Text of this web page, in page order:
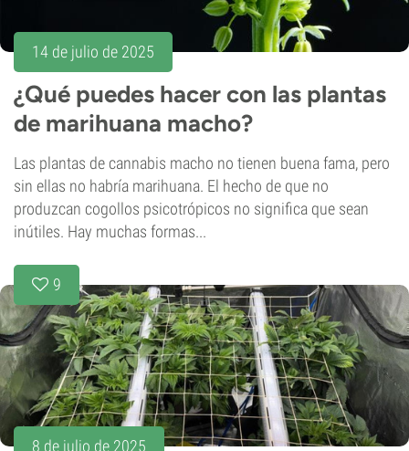
14 de julio de 2025
¿Qué puedes hacer con las plantas
de marihuana macho?
Las plantas de cannabis macho no tienen buena fama, pero
sin ellas no habría marihuana. El hecho de que no
produzcan cogollos psicotrópicos no significa que sean
inútiles. Hay muchas formas...
9
8 de julio de 2025